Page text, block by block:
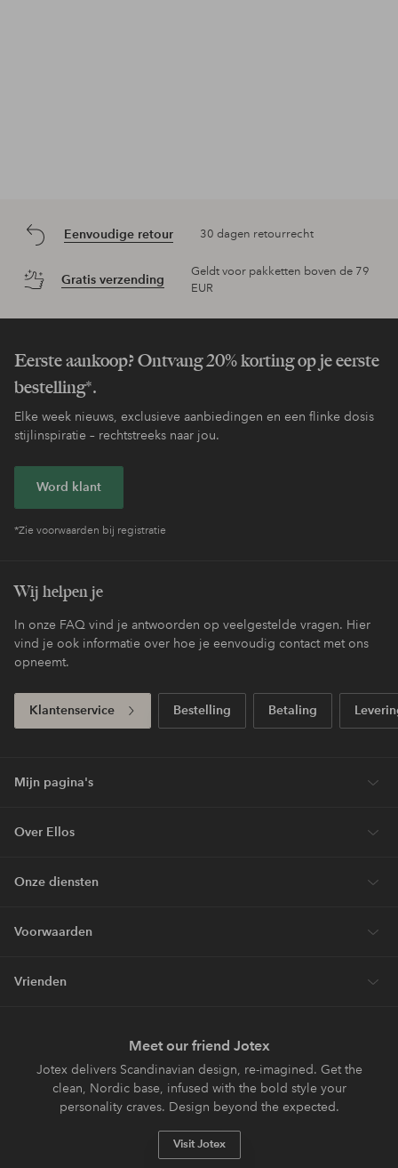
Eenvoudige retour 30 dagen retourrecht
Gratis verzending
Geldt voor pakketten boven de 79
EUR
Eerste aankoop? Ontvang 20% korting op je eerste
bestelling*.
Elke week nieuws, exclusieve aanbiedingen en een flinke dosis
stijlinspiratie – rechtstreeks naar jou.
Word klant
*Zie voorwaarden bij registratie
Wij helpen je
In onze FAQ vind je antwoorden op veelgestelde vragen. Hier
vind je ook informatie over hoe je eenvoudig contact met ons
opneemt.
Klantenservice Bestelling Betaling
Mijn pagina's
Over Ellos
Onze diensten
Voorwaarden
Vrienden
Meet our friend Jotex
Jotex delivers Scandinavian design, re-imagined. Get the
clean, Nordic base, infused with the bold style your
personality craves. Design beyond the expected.
Visit Jotex